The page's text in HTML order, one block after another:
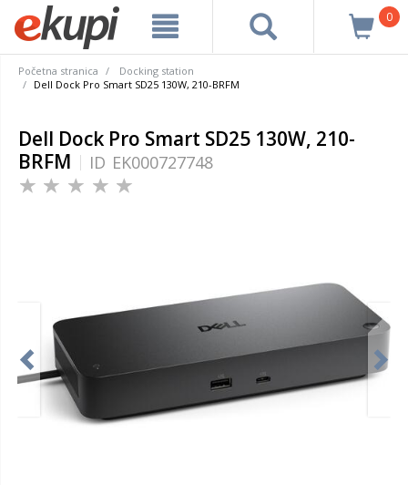
0
Početna stranica
Docking station
Dell Dock Pro Smart SD25 130W, 210-BRFM
Dell Dock Pro Smart SD25 130W, 210-
BRFM
ID EK000727748